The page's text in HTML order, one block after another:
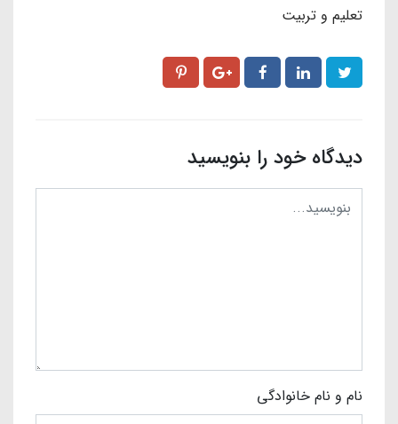
تعلیم و تربیت
دیدگاه خود را بنویسید
نام و نام خانوادگی